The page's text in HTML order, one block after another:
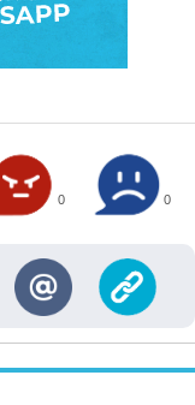
0 0